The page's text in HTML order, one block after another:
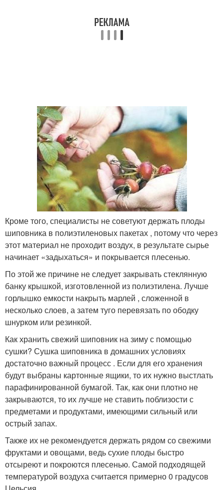
Кроме того, специалисты не советуют держать плоды
шиповника в полиэтиленовых пакетах , потому что через
этот материал не проходит воздух, в результате сырье
начинает «задыхаться» и покрывается плесенью.
По этой же причине не следует закрывать стеклянную
банку крышкой, изготовленной из полиэтилена. Лучше
горлышко емкости накрыть марлей , сложенной в
несколько слоев, а затем туго перевязать по ободку
шнурком или резинкой.
Как хранить свежий шиповник на зиму с помощью
сушки? Сушка шиповника в домашних условиях
достаточно важный процесс . Если для его хранения
будут выбраны картонные ящики, то их нужно выстлать
парафинированной бумагой. Так, как они плотно не
закрываются, то их лучше не ставить поблизости с
предметами и продуктами, имеющими сильный или
острый запах.
Также их не рекомендуется держать рядом со свежими
фруктами и овощами, ведь сухие плоды быстро
отсыреют и покроются плесенью. Самой подходящей
температурой воздуха считается примерно 0 градусов